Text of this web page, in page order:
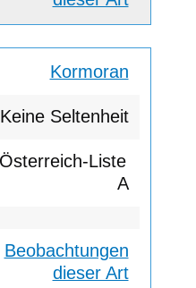
Kormoran
Keine Seltenheit
A
Beobachtungen
dieser Art